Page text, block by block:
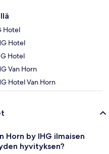
Hotel
Hotel
Hotel
Van Horn
Hotel Van Horn
Horn by IHG ilmaisen
hyvityksen?